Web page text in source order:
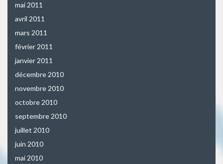
mai 2011
avril 2011
mars 2011
février 2011
janvier 2011
décembre 2010
novembre 2010
octobre 2010
septembre 2010
juillet 2010
juin 2010
mai 2010